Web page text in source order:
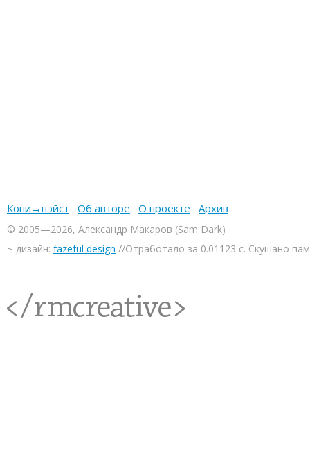
Копи→пэйст Об авторе О проекте Архив
© 2005—2026, Александр Макаров (Sam Dark)
~ дизайн: fazeful design //Отработало за 0.01123 с. Скушано
<rmcreative/>